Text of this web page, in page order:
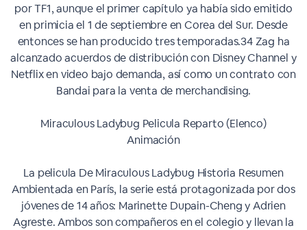
por TF1, aunque el primer capítulo ya había sido emitido
en primicia el 1 de septiembre en Corea del Sur. Desde
entonces se han producido tres temporadas.3​4​ Zag ha
alcanzado acuerdos de distribución con Disney Channel y
Netflix en video bajo demanda, así como un contrato con
Bandai para la venta de merchandising.
Miraculous Ladybug Pelicula Reparto (Elenco)
Animación
La pelicula De Miraculous Ladybug Historia Resumen
Ambientada en París, la serie está protagonizada por dos
jóvenes de 14 años: Marinette Dupain-Cheng y Adrien
Agreste. Ambos son compañeros en el colegio y llevan la